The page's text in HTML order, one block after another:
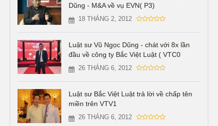
Dũng - M&A về vụ EVN( P3)
18 THÁNG 2, 2012
Luật sư Vũ Ngọc Dũng - chát với 8x lần
đầu về công ty Bắc Việt Luật ( VTC0
26 THÁNG 6, 2012
Luật sư Bắc Việt Luật trả lời về chấp tên
miền trên VTV1
26 THÁNG 6, 2012